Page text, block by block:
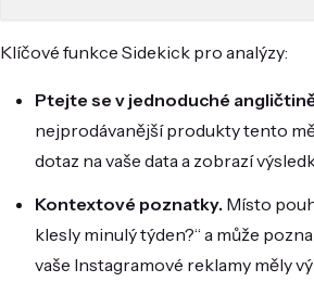
Klíčové funkce Sidekick pro analýzy:
Ptejte se v jednoduché
nejprodávanější produkty tento
dotaz na vaše data a zobrazí
Kontextové poznatky. Místo
klesly minulý týden?“ a může
vaše Instagramové reklamy měly